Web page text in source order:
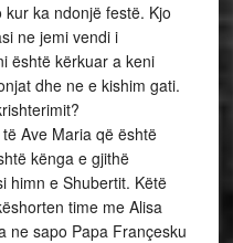
ka ndonjë festë. Kjo
ne jemi vendi i
është kërkuar a keni
dhe ne e kishim gati.
Ave Maria që është
kënga e gjithë
himn e Shubertit. Këtë
time me Alisa
ne sapo Papa Françesku